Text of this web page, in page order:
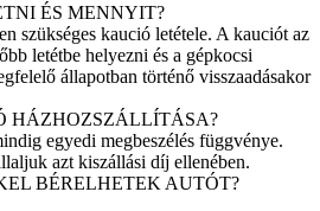
ÉS MENNYIT?
szükséges kaució letétele. A kauciót az
letétbe helyezni és a gépkocsi
állapotban történő visszaadásakor
HÁZHOZSZÁLLÍTÁSA?
egyedi megbeszélés függvénye.
azt kiszállási díj ellenében.
BÉRELHETEK AUTÓT?